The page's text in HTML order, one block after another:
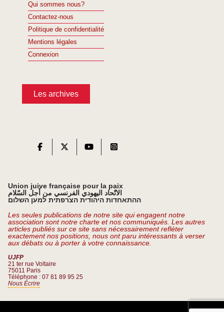
Qui sommes nous?
Contactez-nous
Politique de confidentialité
Mentions légales
Connexion
Les archives
Union juive française pour la paix
الاتّحاد اليهودي الفرنسي من أجل السّلام
ההתאחדות היהודית הצרפתית למען השלום
Les seules publications de notre site qui engagent notre
association sont notre charte et nos communiqués. Les autres
articles publiés sur ce site sans nécessairement refléter
exactement nos positions, nous ont paru intéressants à verser
aux débats ou à porter à votre connaissance.
UJFP
21 ter rue Voltaire
75011 Paris
Téléphone : 07 81 89 95 25
Nous Écrire